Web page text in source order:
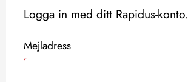
Logga in med ditt Rapidus-konto.
Mejladress